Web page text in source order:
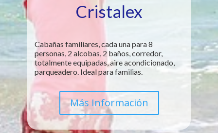
Cristalex
Cabañas familiares, cada una para 8
personas, 2 alcobas, 2 baños, corredor,
totalmente equipadas, aire acondicionado,
parqueadero. Ideal para familias.
Más Información